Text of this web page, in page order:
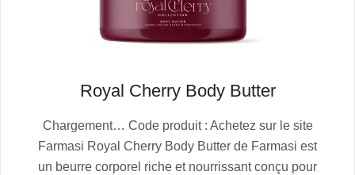
Royal Cherry Body Butter
10-
13
Chargement… Code produit : Achetez sur le site
Farmasi Royal Cherry Body Butter de Farmasi est
un beurre corporel riche et nourrissant conçu pour